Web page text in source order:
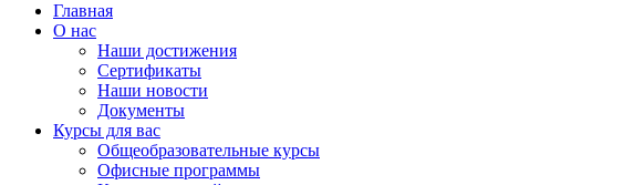
Главная
О нас
Наши достижения
Сертификаты
Наши новости
Документы
Курсы для вас
Общеобразовательные курсы
Офисные программы